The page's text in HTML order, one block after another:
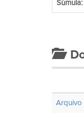
Súmula:
Arquivo